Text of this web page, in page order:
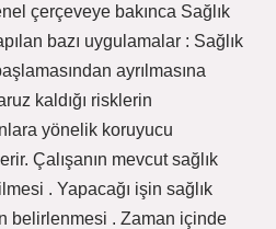
çerçeveye bakınca Sağlık
bazı uygulamalar : Sağlık
ayrılmasına
kaldığı risklerin
yönelik koruyucu
Çalışanın mevcut sağlık
. Yapacağı işin sağlık
belirlenmesi . Zaman içinde